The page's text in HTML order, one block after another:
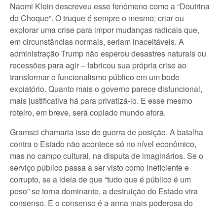
Naomi Klein descreveu esse fenômeno como a “Doutrina
do Choque”. O truque é sempre o mesmo: criar ou
explorar uma crise para impor mudanças radicais que,
em circunstâncias normais, seriam inaceitáveis. A
administração Trump não esperou desastres naturais ou
recessões para agir – fabricou sua própria crise ao
transformar o funcionalismo público em um bode
expiatório. Quanto mais o governo parece disfuncional,
mais justificativa há para privatizá-lo. E esse mesmo
roteiro, em breve, será copiado mundo afora.
Gramsci chamaria isso de guerra de posição. A batalha
contra o Estado não acontece só no nível econômico,
mas no campo cultural, na disputa de imaginários. Se o
serviço público passa a ser visto como ineficiente e
corrupto, se a ideia de que “tudo que é público é um
peso” se torna dominante, a destruição do Estado vira
consenso. E o consenso é a arma mais poderosa do